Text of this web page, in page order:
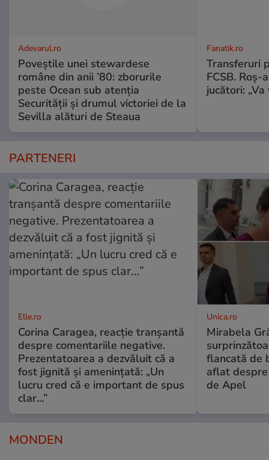
Adevarul.ro
Poveștile unei stewardese
române din anii ’80: zborurile
peste Ocean sub atenția
Securității și drumul victoriei de la
Sevilla alături de Steaua
Fanatik.ro
Transferuri
FCSB.
jucători:
PARTENERI
Elle.ro
Corina Caragea, reacție tranșantă
despre comentariile negative.
Prezentatoarea a dezvăluit că a
fost jignită și amenințată: „Un
lucru cred că e important de spus
clar...”
Unica.ro
Mirabela
flancată de
aflat
de Apel
MONDEN